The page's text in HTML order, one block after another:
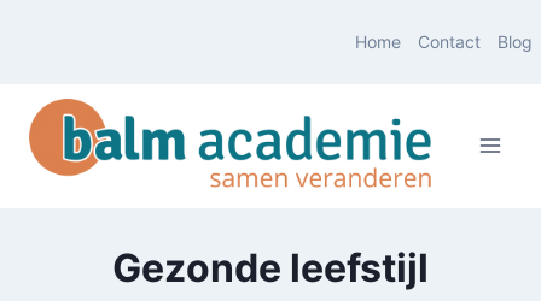
Home Contact Blog
Gezonde leefstijl